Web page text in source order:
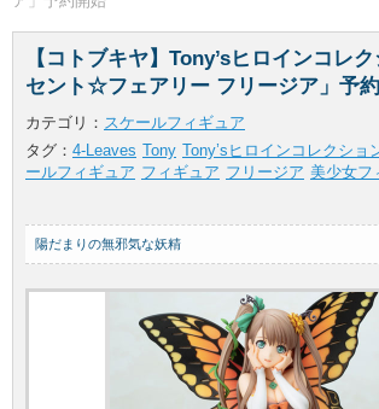
【コトブキヤ】Tony’sヒロインコレ
セント☆フェアリー フリージア」予
カテゴリ： スケールフィギュア
タグ： 4-Leaves Tony Tony’sヒロインコレクショ
ールフィギュア フィギュア フリージア 美少女フ
陽だまりの無邪気な妖精